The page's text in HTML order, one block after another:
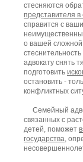
стесняются
представителя в
справится с
о вашей сложной
адвокату снять
подготовить
остановить -
конфликтных
Семейный
связанных с
детей, поможет
государства,